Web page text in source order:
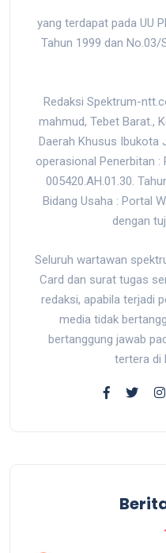
yang terdapat pada UU
Tahun 1999 dan
Redaksi Spektrum-
mahmud, Tebet Barat.,
Daerah Khusus Ibukota
operasional Penerbitan :
005420.AH.01.30.
Bidang Usaha : Portal
dengan
Seluruh wartawan
Card dan surat tugas
redaksi, apabila terjadi
media tidak
bertanggung jawab
tertera di